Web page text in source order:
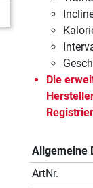
Die
Allgemeine
ArtNr.